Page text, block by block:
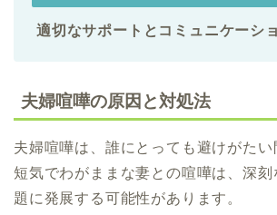
適切なサポートとコミュニケーシ
夫婦喧嘩の原因と対処法
夫婦喧嘩は、誰にとっても避けがたい
短気でわがままな妻との喧嘩は、深刻
題に発展する可能性があります。